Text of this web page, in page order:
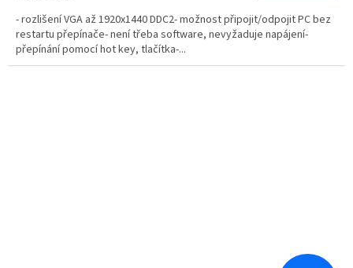
- rozlišení VGA až 1920x1440 DDC2- možnost připojit/odpojit PC bez
restartu přepínače- není třeba software, nevyžaduje napájení-
přepínání pomocí hot key, tlačítka-...